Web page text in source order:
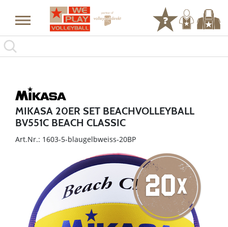
MIKASA 20ER SET BEACHVOLLEYBALL
BV551C BEACH CLASSIC
Art.Nr.: 1603-5-blaugelbweiss-20BP